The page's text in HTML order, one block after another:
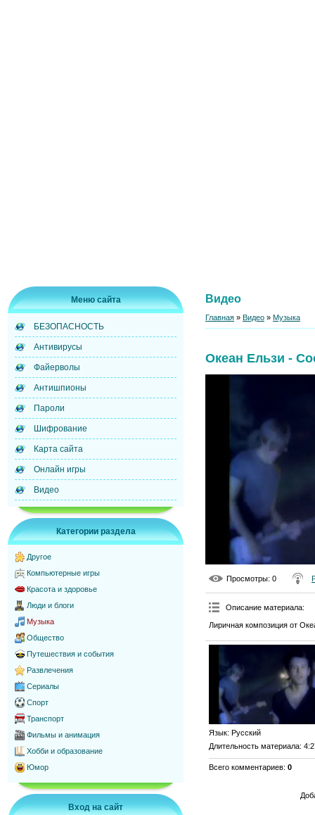
Меню сайта
БЕЗОПАСНОСТЬ
Антивирусы
Файерволы
Антишпионы
Пароли
Шифрование
Карта сайта
Онлайн игры
Видео
Категории раздела
Другое
Компьютерные игры
Красота и здоровье
Люди и блоги
Музыка
Общество
Путешествия и события
Развлечения
Сериалы
Спорт
Транспорт
Фильмы и анимация
Хобби и образование
Юмор
Вход на сайт
Видео
Главная » Видео » Музыка
Океан Ельзи -
Просмотры: 0
Описание материала:
Лиричная композиция от
Язык: Русский
Длительность материала:
Всего комментариев: 0